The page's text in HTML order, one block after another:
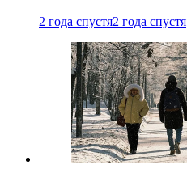
2 года спустя2 года спустя